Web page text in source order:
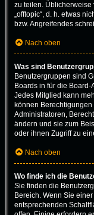
zu teilen.
„offtopic“, d. h. etwas
bzw. Angreifendes
Nach oben
Was sind
Benutzergruppen sind
Boards in für die
Jedes Mitglied kann
können
Administratoren,
ändern und sie zum
oder ihnen Zugriff zu
Nach oben
Wo finde ich die
Sie finden die
Bereich. Wenn Sie
entsprechenden